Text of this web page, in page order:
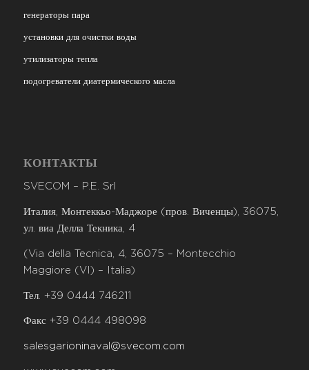
генераторы пара
установки для очистки воды
утилизаторы тепла
подогреватели диатермического масла
КОНТАКТЫ
SVECOM – P.E. Srl
Италия, Монтеккьо-Маджоре (пров. Виченцы), 36075,
ул. виа Делла Текника, 4
(Via della Tecnica, 4, 36075 – Montecchio
Maggiore (VI) – Italia)
Тел. +39 0444 746211
Факс +39 0444 498098
salesgarioninaval@svecom.com